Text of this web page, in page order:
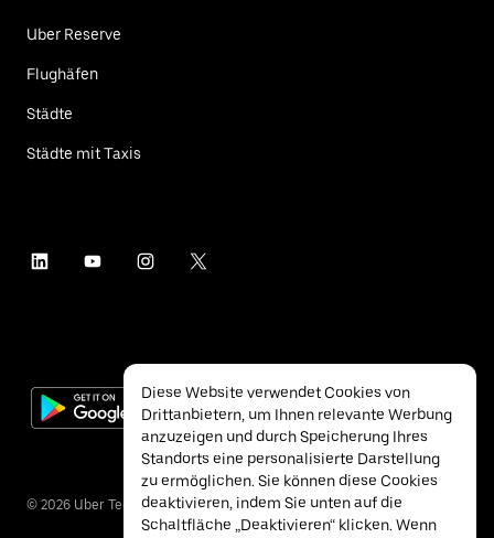
Uber Reserve
Flughäfen
Städte
Städte mit Taxis
© 2026 Uber Technologies Inc.
Diese Website verwendet Cookies von
Drittanbietern, um Ihnen relevante Werbung
anzuzeigen und durch Speicherung Ihres
Standorts eine personalisierte Darstellung
zu ermöglichen. Sie können diese Cookies
deaktivieren, indem Sie unten auf die
Schaltfläche „Deaktivieren“ klicken. Wenn